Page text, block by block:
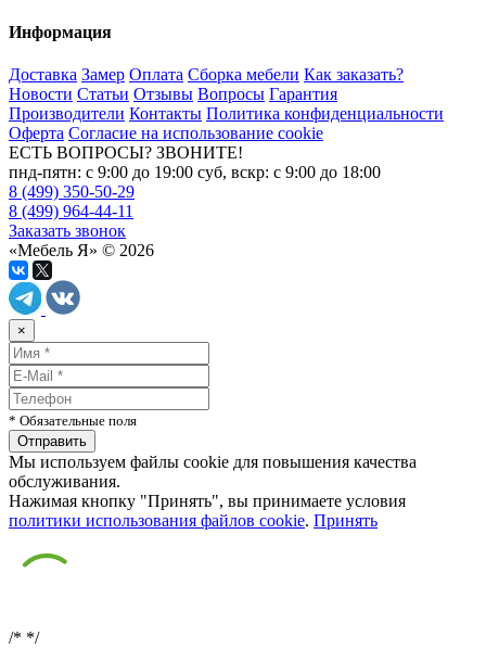
Информация
Доставка Замер Оплата Сборка мебели Как заказать?
Новости Статьи Отзывы Вопросы Гарантия
Производители Контакты Политика конфиденциальности
Оферта Согласие на использование cookie
ЕСТЬ ВОПРОСЫ? ЗВОНИТЕ!
пнд-пятн: с 9:00 до 19:00 суб, вскр: с 9:00 до 18:00
8 (499) 350-50-29
8 (499) 964-44-11
Заказать звонок
«Мебель Я» © 2026
×
* Обязательные поля
Мы используем файлы cookie для повышения качества
обслуживания.
Нажимая кнопку "Принять", вы принимаете условия
политики использования файлов cookie. Принять
/* */